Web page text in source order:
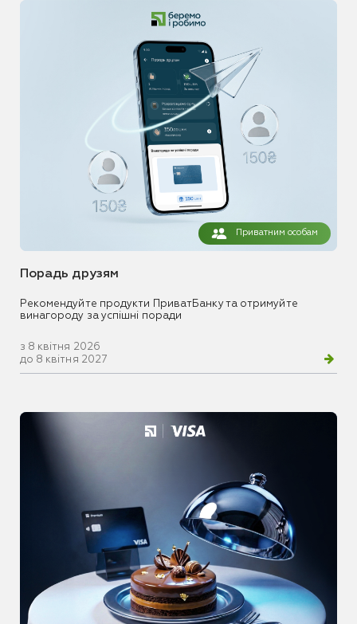
Приватним особам
Порадь друзям
Рекомендуйте продукти ПриватБанку та отримуйте
винагороду за успішні поради
з 8 квітня 2026
до 8 квітня 2027